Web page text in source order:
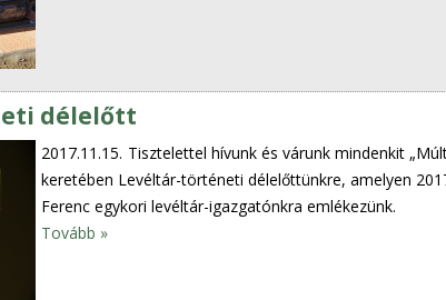
délelőtt
2017.11.15. Tisztelettel hívunk és várunk mindenkit
keretében Levéltár-történeti délelőttünkre, amelyen
Ferenc egykori levéltár-igazgatónkra emlékezünk.
Tovább »